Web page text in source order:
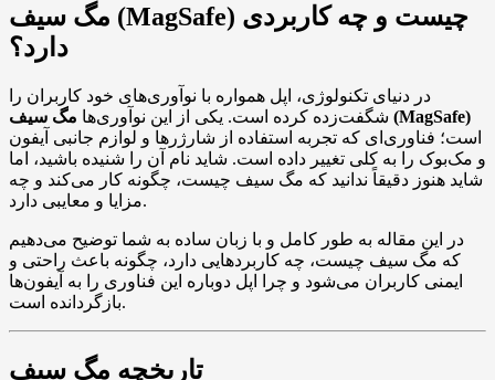
مگ سیف (MagSafe) چیست و چه کاربردی
دارد؟
در دنیای تکنولوژی، اپل همواره با نوآوری‌های خود کاربران را
شگفت‌زده کرده است. یکی از این نوآوری‌ها مگ سیف (MagSafe)
است؛ فناوری‌ای که تجربه استفاده از شارژرها و لوازم جانبی آیفون
و مک‌بوک را به کلی تغییر داده است. شاید نام آن را شنیده باشید، اما
شاید هنوز دقیقاً ندانید که مگ سیف چیست، چگونه کار می‌کند و چه
مزایا و معایبی دارد.
در این مقاله به طور کامل و با زبان ساده به شما توضیح می‌دهیم
که مگ سیف چیست، چه کاربردهایی دارد، چگونه باعث راحتی و
ایمنی کاربران می‌شود و چرا اپل دوباره این فناوری را به آیفون‌ها
بازگردانده است.
تاریخچه مگ سیف